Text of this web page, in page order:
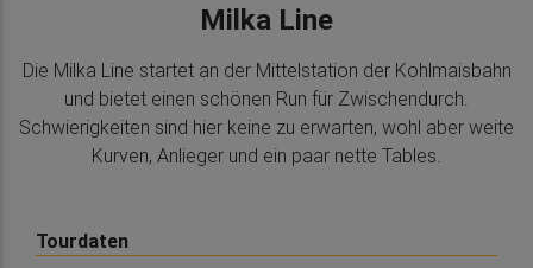
Milka Line
Die Milka Line startet an der Mittelstation der Kohlmaisbahn
und bietet einen schönen Run für Zwischendurch.
Schwierigkeiten sind hier keine zu erwarten, wohl aber weite
Kurven, Anlieger und ein paar nette Tables.
Tourdaten